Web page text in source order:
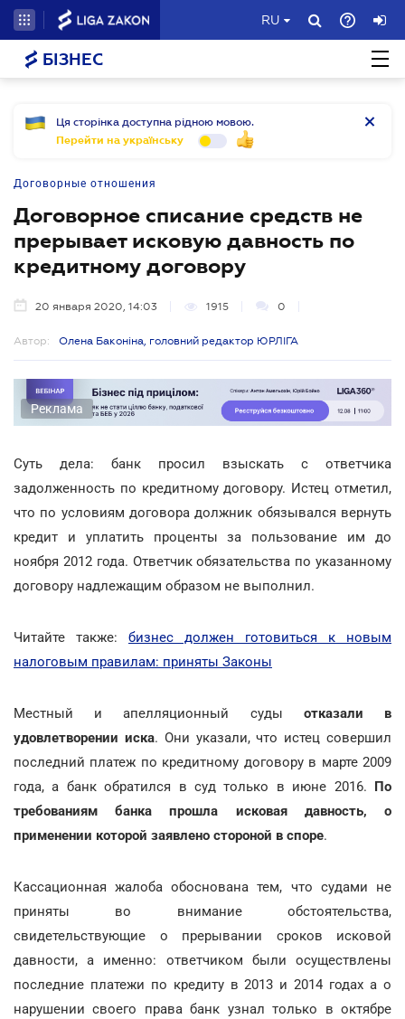
RU
БІЗНЕС
Ця сторінка доступна рідною мовою.
Перейти на українську
Договорные отношения
Договорное списание средств не
прерывает исковую давность по
кредитному договору
20 января 2020, 14:03 1915 0
Автор: Олена Баконіна, головний редактор ЮРЛІГА
Реклама
Суть дела: банк просил взыскать с ответчика
задолженность по кредитному договору. Истец отметил,
что по условиям договора должник обязывался вернуть
кредит и уплатить проценты за пользование им до
ноября 2012 года. Ответчик обязательства по указанному
договору надлежащим образом не выполнил.
Читайте также: бизнес должен готовиться к новым
налоговым правилам: приняты Законы
Местный и апелляционный суды отказали в
удовлетворении иска. Они указали, что истец совершил
последний платеж по кредитному договору в марте 2009
года, а банк обратился в суд только в июне 2016. По
требованиям банка прошла исковая давность, о
применении которой заявлено стороной в споре.
Кассационная жалоба обоснована тем, что судами не
приняты во внимание обстоятельства,
свидетельствующие о прерывании сроков исковой
давности, а именно: ответчиком были осуществлены
последние платежи по кредиту в 2013 и 2014 годах а о
нарушении своего права банк узнал только в октябре